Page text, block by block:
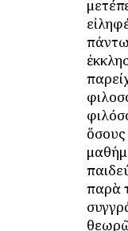
παρὰ